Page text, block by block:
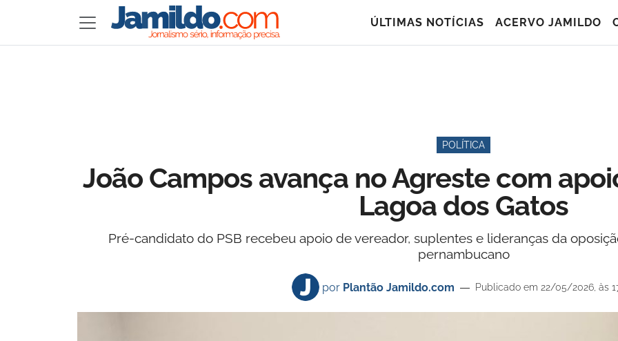
ÚLTIMAS NOTÍCIAS ACERVO JAMILDO
POLÍTICA
João Campos avança no Agreste com
Lagoa dos Gatos
Pré-candidato do PSB recebeu apoio de vereador, suplentes e lideranças da
pernambucano
por Plantão Jamildo.com Publicado em 22/05/2026, às